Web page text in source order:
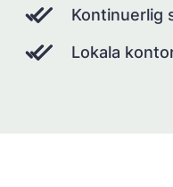
Kontinuerlig
Lokala